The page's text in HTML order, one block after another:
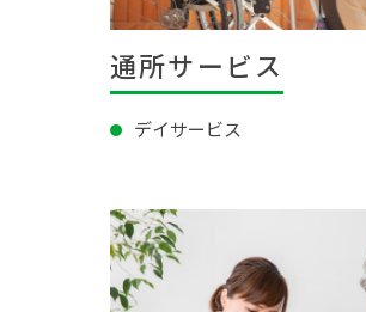
通所サービス
デイサービス